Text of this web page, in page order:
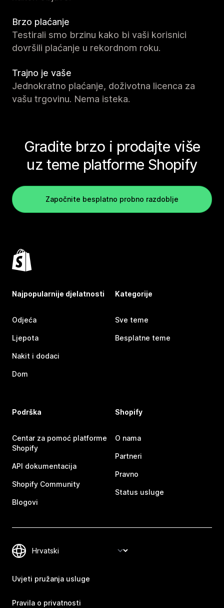
Brzo plaćanje
Testirali smo brzinu kako bi vaši korisnici
dovršili plaćanje u rekordnom roku.
Trajno je vaše
Jednokratno plaćanje, doživotna licenca za
vašu trgovinu. Nema isteka.
Gradite brzo i prodajte više
uz teme platforme Shopify
Započnite besplatno probno razdoblje
Najpopularnije djelatnosti
Odjeća
Ljepota
Nakit i dodaci
Dom
Kategorije
Sve teme
Besplatne teme
Podrška
Centar za pomoć platforme
Shopify
API dokumentacija
Shopify Community
Blogovi
Shopify
O nama
Partneri
Pravno
Status usluge
Uvjeti pružanja usluge
Pravila o privatnosti